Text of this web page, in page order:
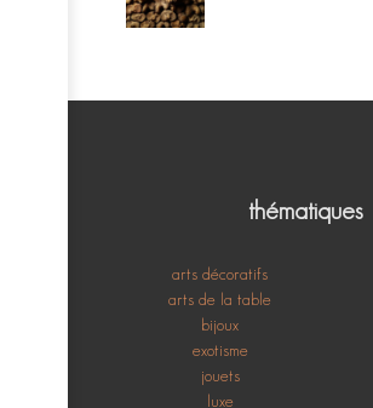
thématiques
arts décoratifs
arts de la table
bijoux
exotisme
jouets
luxe